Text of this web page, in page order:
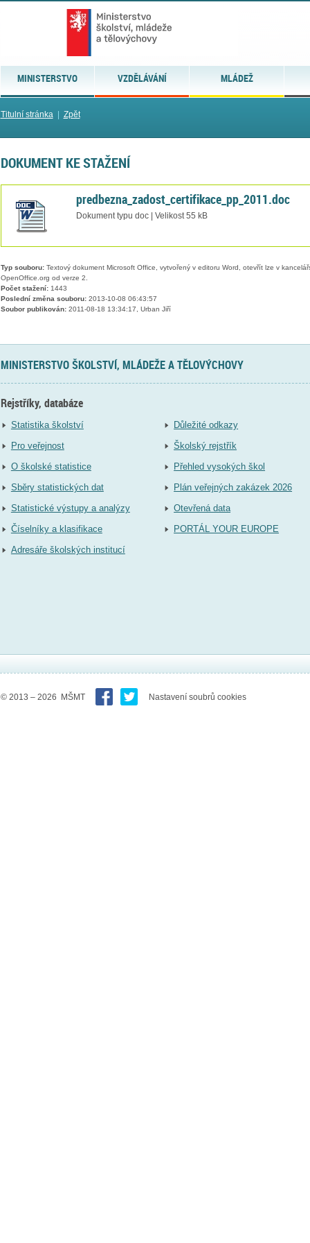
MINISTERSTVO VZDĚLÁVÁNÍ MLÁDEŽ
Titulní stránka| Zpět
DOKUMENT KE STAŽENÍ
predbezna_zadost_certifikace_pp_2011.doc
Dokument typu doc | Velikost 55 kB
Typ souboru:Textový dokument Microsoft Office, vytvořený v editoru Word, otevřít lze v
OpenOffice.org od verze 2.
Počet stažení:1443
Poslední změna souboru:2013-10-08 06:43:57
Soubor publikován:2011-08-18 13:34:17, Urban Jiří
MINISTERSTVO ŠKOLSTVÍ, MLÁDEŽE A TĚLOVÝCHOVY
Rejstříky, databáze
Statistika školství
Pro veřejnost
O školské statistice
Sběry statistických dat
Statistické výstupy a analýzy
Číselníky a klasifikace
Adresáře školských institucí
Důležité odkazy
Školský rejstřík
Přehled vysokých škol
Plán veřejných zakázek 2026
Otevřená data
PORTÁL YOUR EUROPE
© 2013 – 2026 MŠMT Nastavení soubrů cookies